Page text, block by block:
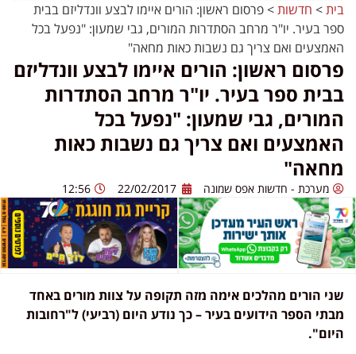
בית> חדשות>פרסום ראשון: הורים איימו לבצע וונדליזם בבית
ספר בעיר. יו"ר מרחב הסתדרות המורים, גבי שמעון: "נפעל בכל
האמצעים ואם צריך גם נשבות כאות מחאה"
פרסום ראשון: הורים איימו לבצע וונדליזם
בבית ספר בעיר. יו"ר מרחב הסתדרות
המורים, גבי שמעון: "נפעל בכל
האמצעים ואם צריך גם נשבות כאות
מחאה"
מערכת - חדשות אפס שמונה 22/02/2017
12:56
שני הורים מהלכים אימה מזה תקופה על צוות מורים באחד
מבתי הספר הידועים בעיר – כך נודע היום (רביעי) ל"רחובות
היום".